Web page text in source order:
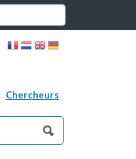
Chercheurs